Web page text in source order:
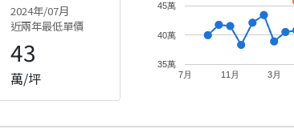
2024年/07月
近兩年最低單價
43
萬/坪 7月 11月 3月
35萬
40萬
45萬